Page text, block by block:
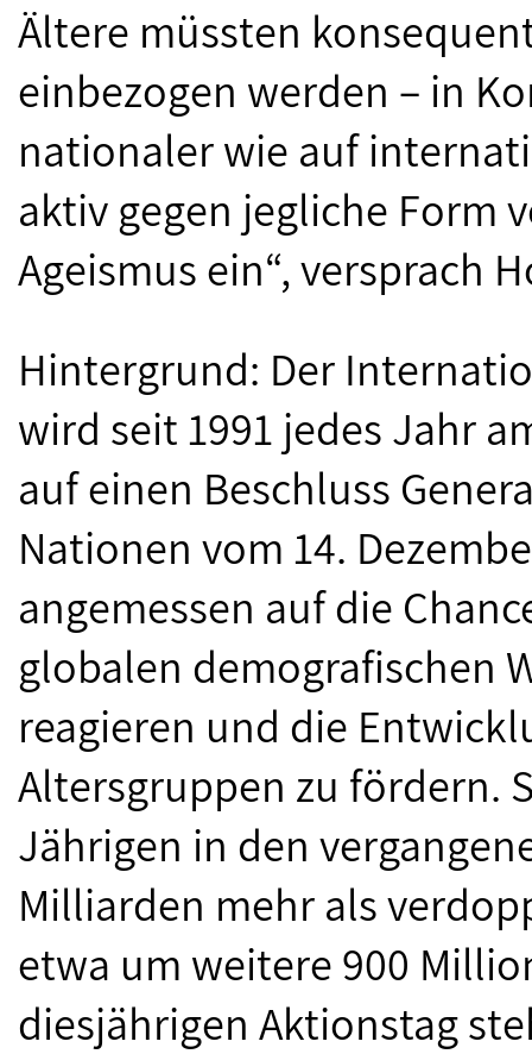
Ältere müssten
einbezogen werden – in
nationaler wie auf
aktiv gegen jegliche Form
Ageismus ein“, versprach
Hintergrund: Der
wird seit 1991 jedes Jahr
auf einen Beschluss
Nationen vom 14.
angemessen auf die
globalen demografischen
reagieren und die
Altersgruppen zu fördern.
Jährigen in den
Milliarden mehr als
etwa um weitere 900
diesjährigen Aktionstag